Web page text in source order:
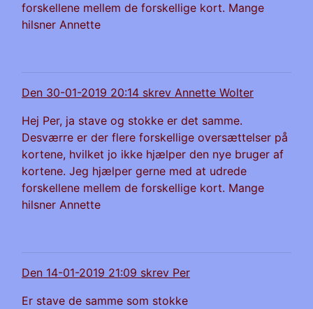
forskellene mellem de forskellige kort. Mange
hilsner Annette
Den 30-01-2019 20:14 skrev Annette Wolter
Hej Per, ja stave og stokke er det samme.
Desværre er der flere forskellige oversættelser på
kortene, hvilket jo ikke hjælper den nye bruger af
kortene. Jeg hjælper gerne med at udrede
forskellene mellem de forskellige kort. Mange
hilsner Annette
Den 14-01-2019 21:09 skrev Per
Er stave de samme som stokke